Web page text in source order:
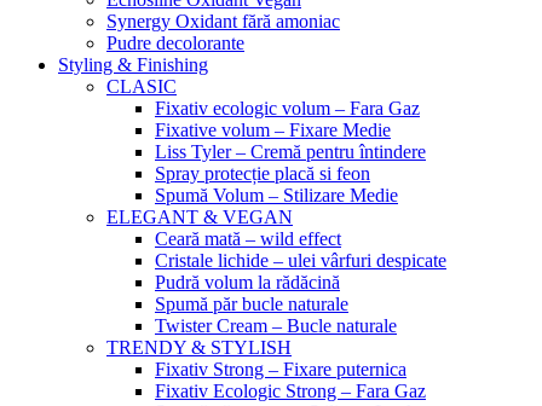
Synergy Oxidant fără amoniac
Pudre decolorante
Styling & Finishing
CLASIC
Fixativ ecologic volum – Fara Gaz
Fixative volum – Fixare Medie
Liss Tyler – Cremă pentru întindere
Spray protecție placă si feon
Spumă Volum – Stilizare Medie
ELEGANT & VEGAN
Ceară mată – wild effect
Cristale lichide – ulei vârfuri despicate
Pudră volum la rădăcină
Spumă păr bucle naturale
Twister Cream – Bucle naturale
TRENDY & STYLISH
Fixativ Strong – Fixare puternica
Fixativ Ecologic Strong – Fara Gaz